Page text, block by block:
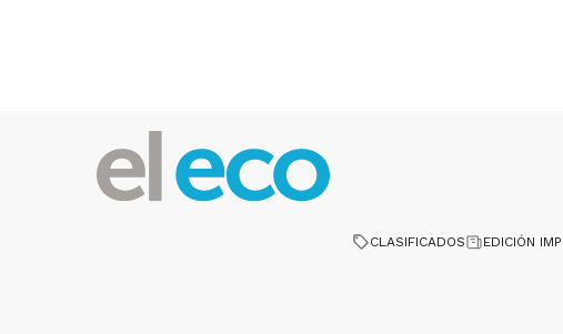
CLASIFICADOS EDICIÓN